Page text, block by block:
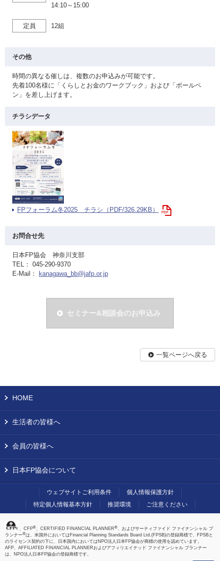
14:10～15:00
定員 12組
その他
時間の異なる催しは、複数のお申込みが可能です。
先着100名様に「くらしとお金のワークブック」および「ボールペ
ン」を差し上げます。
チラシデータ
FPフォーラム冬2025 チラシ（PDF/326.29KB）
お問合せ先
日本FP協会 神奈川支部
TEL： 045-290-9370
E-Mail：
kanagawa_bb@jafp.or.jp
セミナー&相談会のお申込み
一覧ページへ戻る
HOME
生活者の皆様へ
会員の皆様へ
日本FP協会について
ウェブサイトご利用条件
個人情報保護方針
特定個人情報基本方針
推奨環境 ご注意ください
、CFP®、CERTIFIED FINANCIAL PLANNER®、およびサーティファイド ファイナンシャル プ
ランナー®は、米国外においてはFinancial Planning Standards Board Ltd.(FPSB)の登録商標で、FPSBと
のライセンス契約の下に、日本国内においてはNPO法人日本FP協会が商標の使用を認めています。
AFP、AFFILIATED FINANCIAL PLANNERおよびアフィリエイテッド ファイナンシャル プランナー
は、NPO法人日本FP協会の登録商標です。